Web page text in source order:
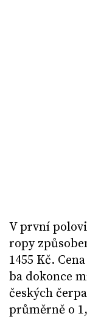
V první
ropy
1455 Kč.
ba dokonce
českých
průměrně o